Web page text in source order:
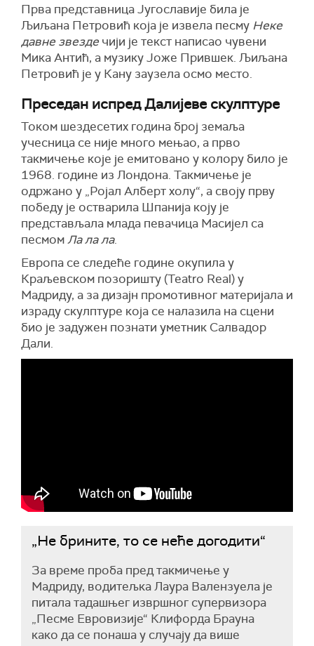
Прва представница Југославије била је
Љиљана Петровић која је извела песму Неке
давне звездечији је текст написао чувени
Мика Антић, а музику Јоже Прившек. Љиљана
Петровић је у Кану заузела осмо место.
Преседан испред Далијеве скулптуре
Током шездесетих година број земаља
учесница се није много мењао, а прво
такмичење које је емитовано у колору било је
1968. године из Лондона. Такмичење је
одржано у „Ројал Алберт холу“, а своју прву
победу је остварила Шпанија коју је
представљала млада певачица Масијел са
песмомЛа ла ла.
Европа се следеће године окупила у
Краљевском позоришту (Teatro Real) у
Мадриду, а за дизајн промотивног материјала и
израду скулптуре која се налазила на сцени
био је задужен познати уметник Салвадор
Дали.
„Не брините, то се неће догодити“
За време проба пред такмичење у
Мадриду, водитељка Лаура Валензуела је
питала тадашњег извршног супервизора
„Песме Евровизије“ Клифорда Брауна
како да се понаша у случају да више